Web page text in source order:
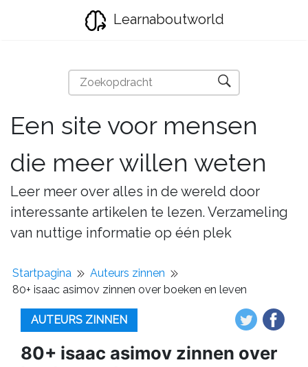
Learnaboutworld
Een site voor mensen
die meer willen weten
Leer meer over alles in de wereld door
interessante artikelen te lezen. Verzameling
van nuttige informatie op één plek
Startpagina
Auteurs zinnen
80+ isaac asimov zinnen over boeken en leven
AUTEURS ZINNEN
80+ isaac asimov zinnen over